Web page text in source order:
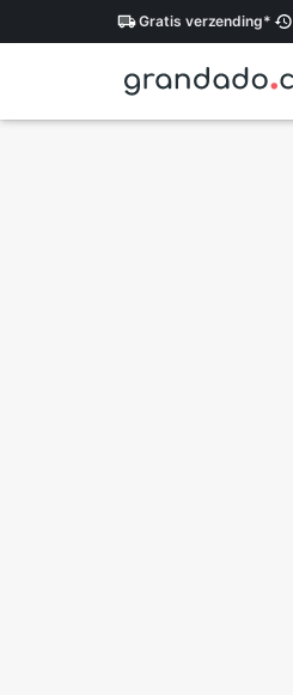
Gratis verzending*